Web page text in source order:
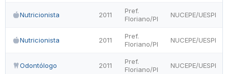
Nutricionista 2011
Pref.
Floriano/PI
NUCEPE/UESPI
Nutricionista 2011
Pref.
Floriano/PI
NUCEPE/UESPI
Odontólogo 2011
Pref.
Floriano/PI
NUCEPE/UESPI